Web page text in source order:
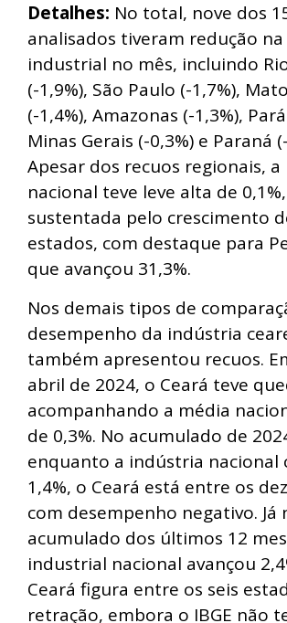
Detalhes: No total, nove dos
analisados tiveram redução
industrial no mês, incluindo
(-1,9%), São Paulo (-1,7%),
(-1,4%), Amazonas (-1,3%),
Minas Gerais (-0,3%) e Paraná
Apesar dos recuos regionais,
nacional teve leve alta de 0,1%,
sustentada pelo crescimento
estados, com destaque para
que avançou 31,3%.
Nos demais tipos de
desempenho da indústria
também apresentou recuos.
abril de 2024, o Ceará teve
acompanhando a média
de 0,3%. No acumulado de
enquanto a indústria nacional
1,4%, o Ceará está entre os
com desempenho negativo. Já
acumulado dos últimos 12
industrial nacional avançou
Ceará figura entre os seis
retração, embora o IBGE não